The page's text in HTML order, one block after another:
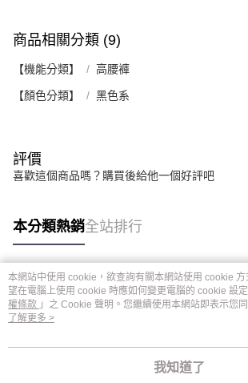
商品相關分類 (9)
【機能分類】 高腰褲
【顏色分類】 黑色系
評價
喜歡這個商品嗎？購買後給他一個好評吧
本分類熱銷全站排行
熱門標籤
本網站中使用 cookie，欲查詢有關本網站使用 cookie
望在電腦上使用 cookie 時應如何變更電腦的 cookie 設
權條款 」之 Cookie 聲明。您繼續使用本網站即表示您
用條款之 Cookie 聲明使用 cookie。
了解更多 >
我知道了